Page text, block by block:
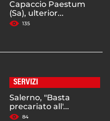
Capaccio Paestum
(Sa), ulterior...
135
SERVIZI
Salerno, "Basta
precariato all'...
84